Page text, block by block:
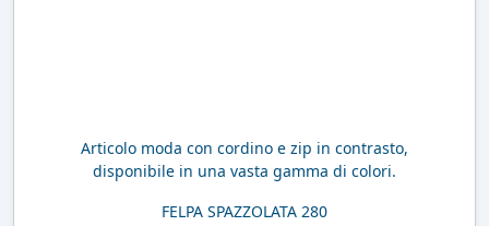
Articolo moda con cordino e zip in contrasto,
disponibile in una vasta gamma di colori.
FELPA SPAZZOLATA 280